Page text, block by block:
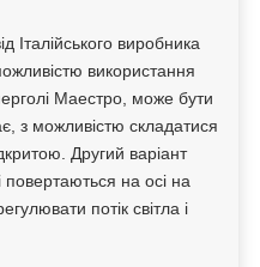
Італійського виробника
використання
Маестро, може бути
з можливістю складатися
Другий варіант
повертаються на осі на
потік світла і